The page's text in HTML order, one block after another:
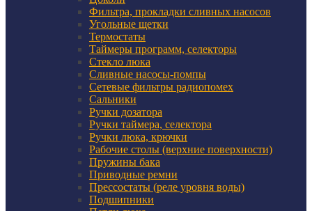
Фильтра, прокладки сливных насосов
Угольные щетки
Термостаты
Таймеры программ, селекторы
Стекло люка
Сливные насосы-помпы
Сетевые фильтры радиопомех
Сальники
Ручки дозатора
Ручки таймера, селектора
Ручки люка, крючки
Рабочие столы (верхние поверхности)
Пружины бака
Приводные ремни
Прессостаты (реле уровня воды)
Подшипники